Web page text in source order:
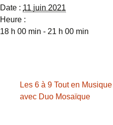
Date : 11 juin 2021
Heure :
18 h 00 min - 21 h 00 min
Les 6 à 9 Tout en Musique
avec Duo Mosaïque